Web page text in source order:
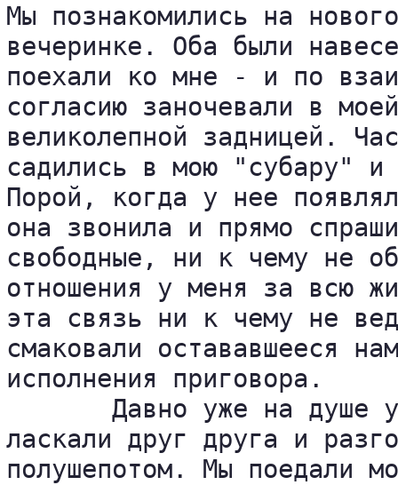
Мы познакомились на
вечеринке. Оба были
поехали ко мне - и по
согласию заночевали в
великолепной задницей.
садились в мою "субару" и
Порой, когда у нее
она звонила и прямо
свободные, ни к чему не
отношения у меня за всю
эта связь ни к чему не
смаковали остававшееся
исполнения приговора.
Давно уже на душе
ласкали друг друга и
полушепотом. Мы поедали